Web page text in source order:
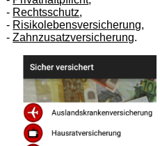
- Rechtsschutz,
- Risikolebensversicherung,
-Zahnzusatzversicherung.